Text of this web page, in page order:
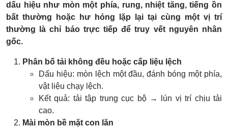
dấu hiệu như mòn một phía, rung, nhiệt tăng, tiếng ồn
bất thường hoặc hư hỏng lặp lại tại cùng một vị trí
thường là chỉ báo trực tiếp để truy vết nguyên nhân
gốc.
Phân bố tải không đều hoặc cấp liệu lệch
Dấu hiệu: mòn lệch một đầu, đánh bóng một phía,
vật liệu chạy lệch.
Kết quả: tải tập trung cục bộ → lún vị trí chịu tải
cao.
Mài mòn bề mặt con lăn